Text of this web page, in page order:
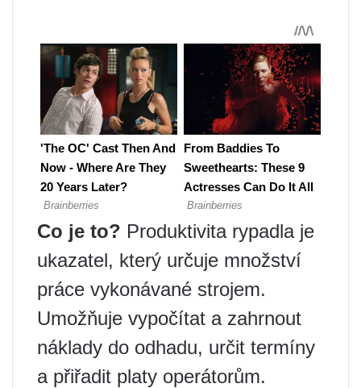
Co je to? Produktivita rypadla je
ukazatel, který určuje množství
práce vykonávané strojem.
Umožňuje vypočítat a zahrnout
náklady do odhadu, určit termíny
a přiřadit platy operátorům.